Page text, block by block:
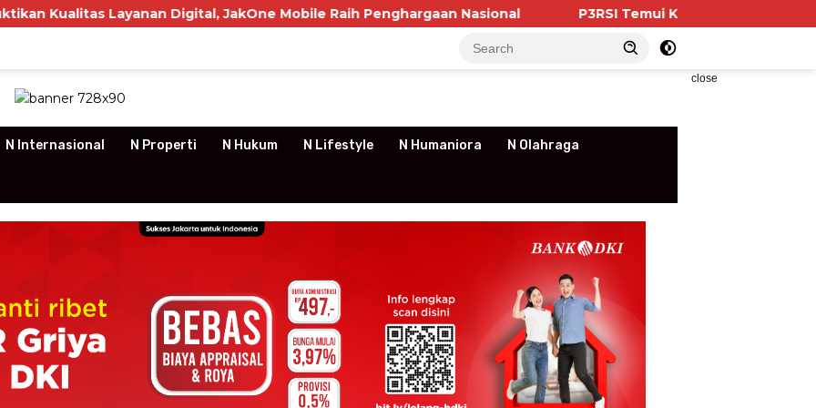
Digital, JakOne Mobile Raih Penghargaan Nasional P3RSI Temui Kementerian PKP, Pengurus
close
N Internasional N Properti N Hukum N Lifestyle N Humaniora N Olahraga